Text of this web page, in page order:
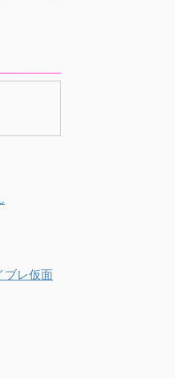
ブレ仮面